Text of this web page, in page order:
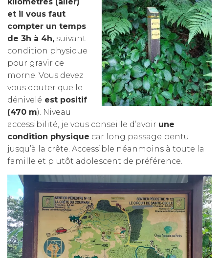
et il vous faut
compter un temps
de 3h à 4h, suivant
condition physique
pour gravir ce
morne. Vous devez
vous douter que le
dénivelé est positif
(470 m). Niveau
accessibilité, je vous conseille d’avoir une
condition physique car long passage pentu
jusqu’à la crête. Accessible néanmoins à toute la
famille et plutôt adolescent de préférence.